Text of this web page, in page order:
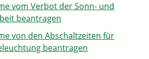
vom Verbot der Sonn- und
beantragen
von den Abschaltzeiten für
beantragen